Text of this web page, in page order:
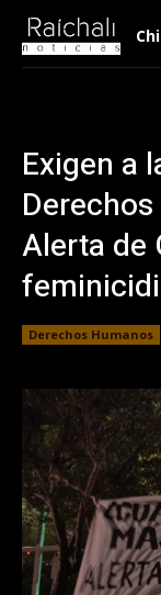
Exigen a
Alerta de
Derechos Humanos